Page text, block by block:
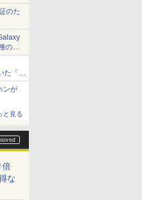
のた
の特
た「そ
ンが
と見る
倍
な